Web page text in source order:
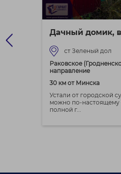
Дачный домик,
ст Зеленый дол
Раковское
направление
30 км от Минска
Устали от городской
можно по-настоящему
полной г...